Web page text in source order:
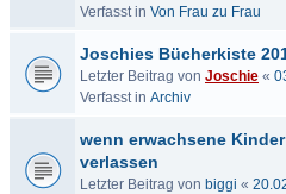
Verfasst in Von Frau zu Frau
Joschies Bücherkiste
Letzter Beitrag von Joschie «
Verfasst in Archiv
wenn erwachsene
verlassen
Letzter Beitrag von biggi «